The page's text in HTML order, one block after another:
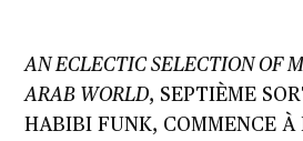
AN ECLECTIC SELECTION OF
ARAB WORLD, SEPTIÈME
HABIBI FUNK, COMMENCE À